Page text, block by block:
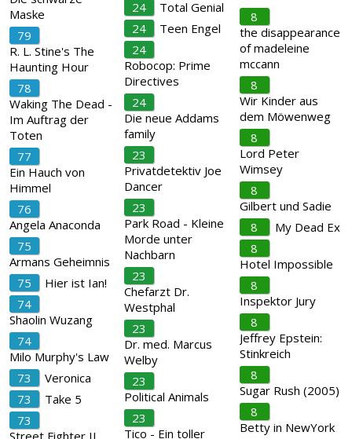
Maske
79
R. L. Stine's The
Haunting Hour
78
Waking The Dead -
Im Auftrag der
Toten
77
Ein Hauch von
Himmel
76
Angela Anaconda
75
Armans Geheimnis
75
Hier ist Ian!
74
Shaolin Wuzang
74
Milo Murphy's Law
73
Veronica
73
Take 5
73
Street Fighter II
24
Total Genial
24
Teen Engel
24
Robocop: Prime
Directives
24
Die neue Addams
family
23
Privatdetektiv Joe
Dancer
23
Park Road - Kleine
Morde unter
Nachbarn
23
Chefarzt Dr.
Westphal
23
Dr. med. Marcus
Welby
23
Political Animals
23
Tico - Ein toller
8
the disappearance
of madeleine
mccann
8
Wir Kinder aus
dem Möwenweg
8
Lord Peter
Wimsey
8
Gilbert und Sadie
8
My Dead Ex
8
Hotel Impossible
8
Inspektor Jury
8
Jeffrey Epstein:
Stinkreich
8
Sugar Rush (2005)
8
Betty in NewYork